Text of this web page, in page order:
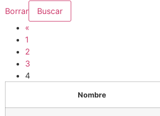
Borrar
«
1
2
3
4
Nombre